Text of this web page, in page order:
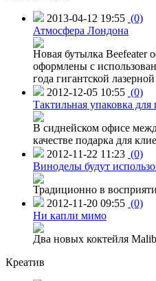
2013-04-12 19:55 (0)
Атмосфера Лондона
Новая бутылка Beefeater
оформлены с
года гигантской
2012-12-05 10:55 (0)
Тактильная упаковка для
В сиднейском офисе
качестве подарка для
2012-11-22 11:23 (0)
Виноделы будут
Традиционно в
2012-11-20 09:55 (0)
Ни капли мимо
Два новых коктейля
Креатив